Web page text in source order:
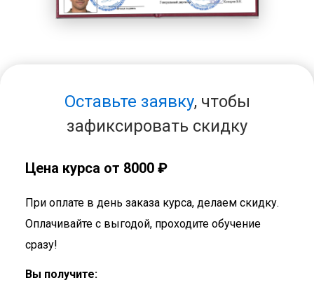
Оставьте заявку, чтобы
зафиксировать скидку
Цена курса от 8000 ₽
При оплате в день заказа курса, делаем скидку.
Оплачивайте с выгодой, проходите обучение
сразу!
Вы получите: